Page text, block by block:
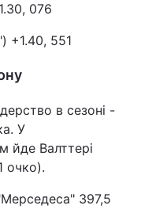
076
+1.40, 551
в сезоні -
У
йде Валттері
очко).
397,5